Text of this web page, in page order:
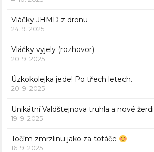
Vláčky JHMD z dronu
24. 9. 2025
Vláčky vyjely (rozhovor)
20. 9. 2025
Úzkokolejka jede! Po třech letech.
20. 9. 2025
Unikátní Valdštejnova truhla a nové žerdi
19. 9. 2025
Točím zmrzlinu jako za totáče
16. 9. 2025